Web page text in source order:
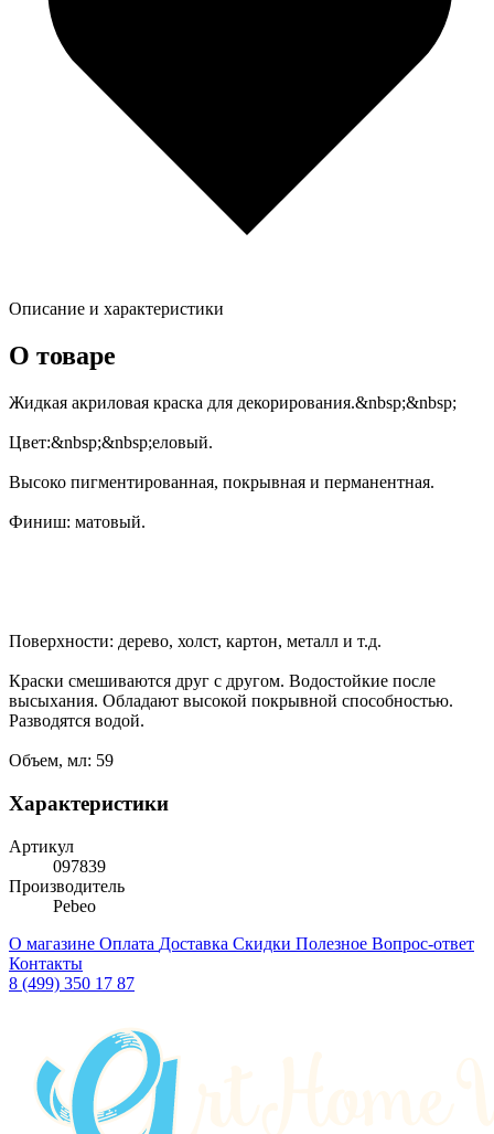
Описание и характеристики
О товаре
Жидкая акриловая краска для декорирования.&nbsp;&nbsp;
Цвет:&nbsp;&nbsp;еловый.
Высоко пигментированная, покрывная и перманентная.
Финиш: матовый.
Поверхности: дерево, холст, картон, металл и т.д.
Краски смешиваются друг с другом. Водостойкие после
высыхания. Обладают высокой покрывной способностью.
Разводятся водой.
Объем, мл: 59
Характеристики
Артикул
097839
Производитель
Pebeo
О магазине Оплата Доставка Скидки Полезное Вопрос-ответ
Контакты
8 (499) 350 17 87